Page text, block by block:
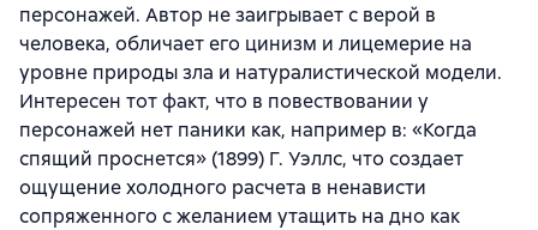
персонажей. Автор не заигрывает с верой в
человека, обличает его цинизм и лицемерие на
уровне природы зла и натуралистической модели.
Интересен тот факт, что в повествовании у
персонажей нет паники как, например в: «Когда
спящий проснется» (1899) Г. Уэллс, что создает
ощущение холодного расчета в ненависти
сопряженного с желанием утащить на дно как